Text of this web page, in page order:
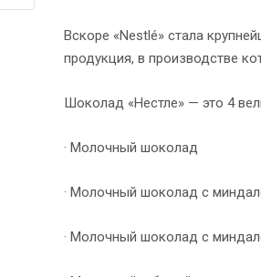
Вскоре «Nestlé» стала
продукция, в производстве
Шоколад «Нестле» — это 4
· Молочный шоколад
· Молочный шоколад с
· Молочный шоколад с